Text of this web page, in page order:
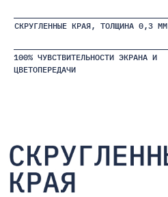
СКРУГЛЕННЫЕ КРАЯ, ТОЛЩИНА 0,3 ММ
100% ЧУВСТВИТЕЛЬНОСТИ ЭКРАНА И
ЦВЕТОПЕРЕДАЧИ